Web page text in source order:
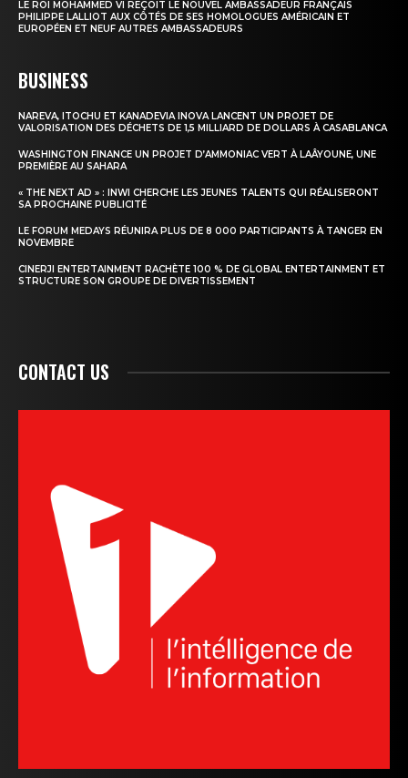
LE ROI MOHAMMED VI REÇOIT LE NOUVEL AMBASSADEUR FRANÇAIS
PHILIPPE LALLIOT AUX CÔTÉS DE SES HOMOLOGUES AMÉRICAIN ET
EUROPÉEN ET NEUF AUTRES AMBASSADEURS
BUSINESS
NAREVA, ITOCHU ET KANADEVIA INOVA LANCENT UN PROJET DE
VALORISATION DES DÉCHETS DE 1,5 MILLIARD DE DOLLARS À CASABLANCA
WASHINGTON FINANCE UN PROJET D’AMMONIAC VERT À LAÂYOUNE, UNE
PREMIÈRE AU SAHARA
« THE NEXT AD » : INWI CHERCHE LES JEUNES TALENTS QUI RÉALISERONT
SA PROCHAINE PUBLICITÉ
LE FORUM MEDAYS RÉUNIRA PLUS DE 8 000 PARTICIPANTS À TANGER EN
NOVEMBRE
CINERJI ENTERTAINMENT RACHÈTE 100 % DE GLOBAL ENTERTAINMENT ET
STRUCTURE SON GROUPE DE DIVERTISSEMENT
CONTACT US